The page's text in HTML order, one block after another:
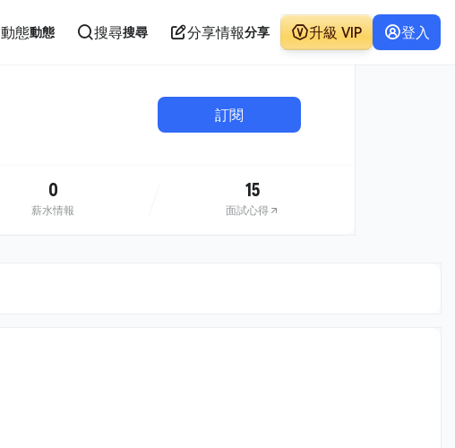
動態動態 搜尋搜尋 分享情報分享 升級 VIP 登入
訂閱
0
薪水情報
15
面試心得